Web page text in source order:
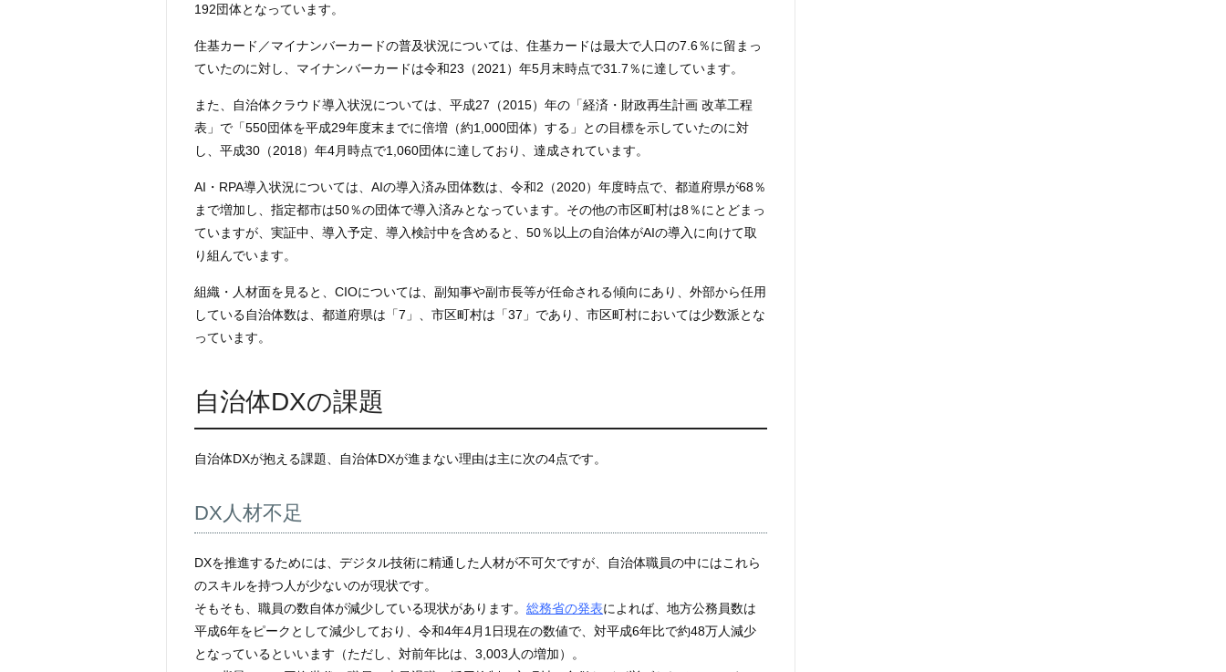
192団体となっています。
住基カード／マイナンバーカードの普及状況については、住基カードは最大で人口の7.6％に留まっ
ていたのに対し、マイナンバーカードは令和23（2021）年5月末時点で31.7％に達しています。
また、自治体クラウド導入状況については、平成27（2015）年の「経済・財政再生計画 改革工程
表」で「550団体を平成29年度末までに倍増（約1,000団体）する」との目標を示していたのに対
し、平成30（2018）年4月時点で1,060団体に達しており、達成されています。
AI・RPA導入状況については、AIの導入済み団体数は、令和2（2020）年度時点で、都道府県が68％
まで増加し、指定都市は50％の団体で導入済みとなっています。その他の市区町村は8％にとどまっ
ていますが、実証中、導入予定、導入検討中を含めると、50％以上の自治体がAIの導入に向けて取
り組んでいます。
組織・人材面を見ると、CIOについては、副知事や副市長等が任命される傾向にあり、外部から任用
している自治体数は、都道府県は「7」、市区町村は「37」であり、市区町村においては少数派とな
っています。
自治体DXの課題
自治体DXが抱える課題、自治体DXが進まない理由は主に次の4点です。
DX人材不足
DXを推進するためには、デジタル技術に精通した人材が不可欠ですが、自治体職員の中にはこれら
のスキルを持つ人が少ないのが現状です。
そもそも、職員の数自体が減少している現状があります。 総務省の発表によれば、地方公務員数は
平成6年をピークとして減少しており、令和4年4月1日現在の数値で、対平成6年比で約48万人減少
となっているといいます（ただし、対前年比は、3,003人の増加）。